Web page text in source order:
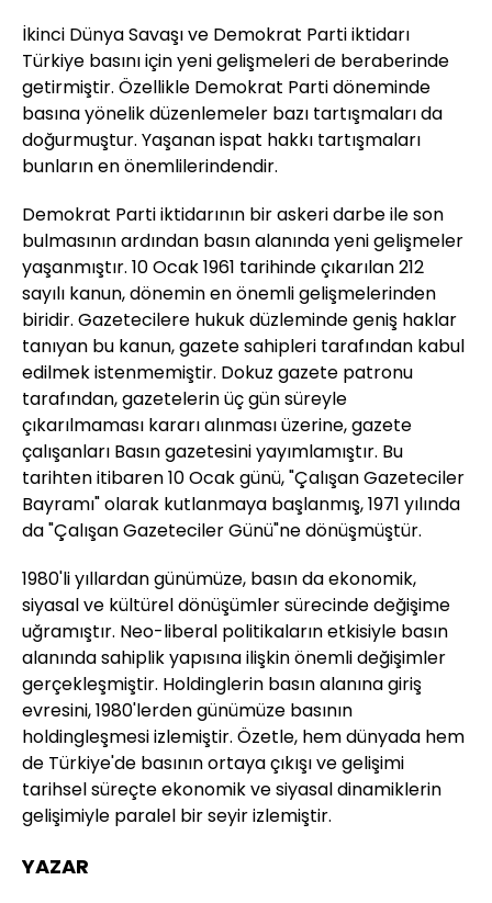
İkinci Dünya Savaşı ve Demokrat Parti iktidarı
Türkiye basını için yeni gelişmeleri de beraberinde
getirmiştir. Özellikle Demokrat Parti döneminde
basına yönelik düzenlemeler bazı tartışmaları da
doğurmuştur. Yaşanan ispat hakkı tartışmaları
bunların en önemlilerindendir.
Demokrat Parti iktidarının bir askeri darbe ile son
bulmasının ardından basın alanında yeni gelişmeler
yaşanmıştır. 10 Ocak 1961 tarihinde çıkarılan 212
sayılı kanun, dönemin en önemli gelişmelerinden
biridir. Gazetecilere hukuk düzleminde geniş haklar
tanıyan bu kanun, gazete sahipleri tarafından kabul
edilmek istenmemiştir. Dokuz gazete patronu
tarafından, gazetelerin üç gün süreyle
çıkarılmaması kararı alınması üzerine, gazete
çalışanları Basın gazetesini yayımlamıştır. Bu
tarihten itibaren 10 Ocak günü, "Çalışan Gazeteciler
Bayramı" olarak kutlanmaya başlanmış, 1971 yılında
da "Çalışan Gazeteciler Günü"ne dönüşmüştür.
1980'li yıllardan günümüze, basın da ekonomik,
siyasal ve kültürel dönüşümler sürecinde değişime
uğramıştır. Neo-liberal politikaların etkisiyle basın
alanında sahiplik yapısına ilişkin önemli değişimler
gerçekleşmiştir. Holdinglerin basın alanına giriş
evresini, 1980'lerden günümüze basının
holdingleşmesi izlemiştir. Özetle, hem dünyada hem
de Türkiye'de basının ortaya çıkışı ve gelişimi
tarihsel süreçte ekonomik ve siyasal dinamiklerin
gelişimiyle paralel bir seyir izlemiştir.
YAZAR